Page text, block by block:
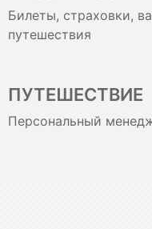
Билеты, страховки,
путешествия
ПУТЕШЕСТВИЕ
Персональный